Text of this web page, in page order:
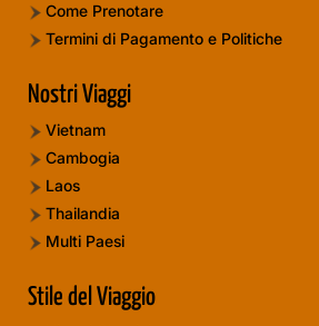
Come Prenotare
Termini di Pagamento e Politiche
Nostri Viaggi
Vietnam
Cambogia
Laos
Thailandia
Multi Paesi
Stile del Viaggio